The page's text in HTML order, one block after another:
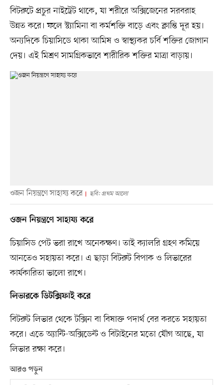
বিটরুটে প্রচুর নাইট্রেট থাকে, যা শরীরে অক্সিজেনের সরবরাহ
উন্নত করে। ফলে স্ট্যামিনা বা কর্মশক্তি বাড়ে এবং ক্লান্তি দূর হয়।
অন্যদিকে চিয়াসিডে থাকা আমিষ ও স্বাস্থ্যকর চর্বি শক্তির জোগান
দেয়। এই মিশ্রণ সামগ্রিকভাবে শারীরিক শক্তির মাত্রা বাড়ায়।
ওজন নিয়ন্ত্রণে সাহায্য করে ছবি: প্রথম আলো
ওজন নিয়ন্ত্রণে সাহায্য করে
চিয়াসিড পেট ভরা রাখে অনেকক্ষণ। তাই ক্যালরি গ্রহণ কমিয়ে
আনতেও সহায়তা করে। এ ছাড়া বিটরুট বিপাক ও লিভারের
কার্যকারিতা ভালো রাখে।
লিভারকে ডিটক্সিফাই করে
বিটরুট লিভার থেকে টক্সিন বা বিষাক্ত পদার্থ বের করতে সহায়তা
করে। এতে অ্যান্টি-অক্সিডেন্ট ও বিটাইনের মতো যৌগ আছে, যা
লিভার রক্ষা করে।
আরও পড়ুন